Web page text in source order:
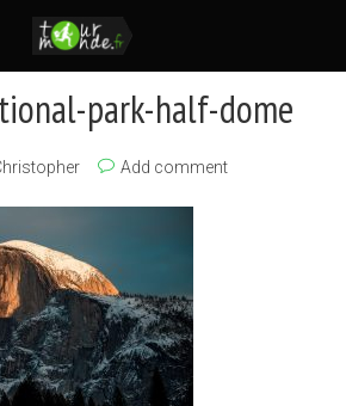
park-half-dome
Add comment